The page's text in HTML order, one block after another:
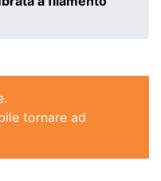
tornare ad